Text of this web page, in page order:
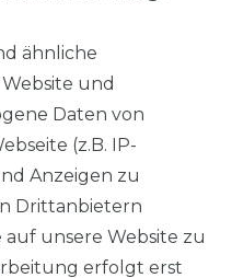
und 5cm
ähnliche
und
Daten von
(z.B. IP-
Anzeigen zu
Drittanbietern
unsere Website zu
erfolgt erst